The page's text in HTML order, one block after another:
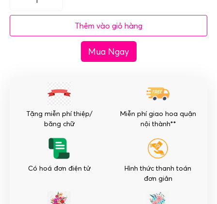
Hoa
để
Tươi
Thêm vào giỏ hàng
Mua Ngay
Tặng miễn phí thiệp/
băng chữ
Miễn phí giao hoa quận
nội thành**
Có hoá đơn điện tử
Hình thức thanh toán
đơn giản